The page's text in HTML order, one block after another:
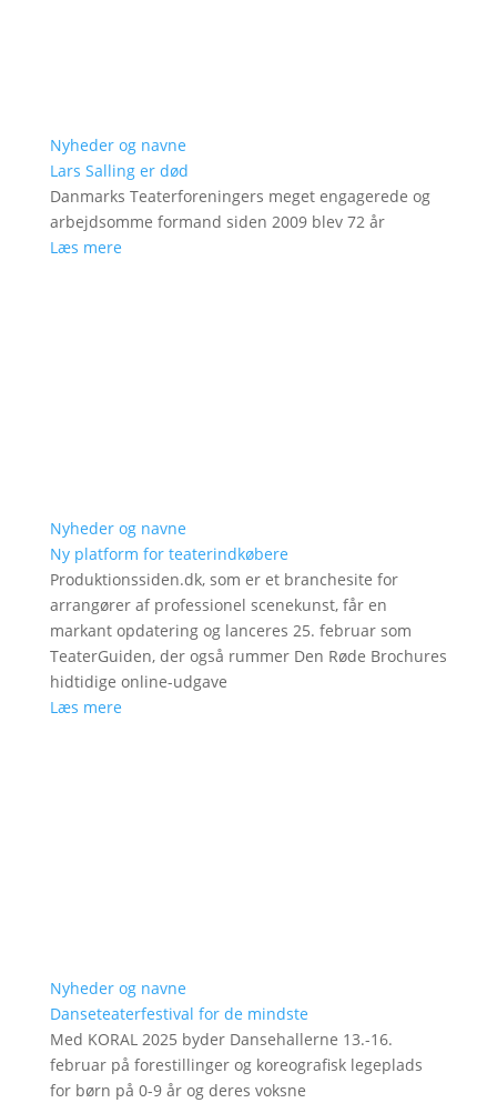
Nyheder og navne
Lars Salling er død
Danmarks Teaterforeningers meget engagerede og
arbejdsomme formand siden 2009 blev 72 år
Læs mere
Nyheder og navne
Ny platform for teaterindkøbere
Produktionssiden.dk, som er et branchesite for
arrangører af professionel scenekunst, får en
markant opdatering og lanceres 25. februar som
TeaterGuiden, der også rummer Den Røde Brochures
hidtidige online-udgave
Læs mere
Nyheder og navne
Danseteaterfestival for de mindste
Med KORAL 2025 byder Dansehallerne 13.-16.
februar på forestillinger og koreografisk legeplads
for børn på 0-9 år og deres voksne